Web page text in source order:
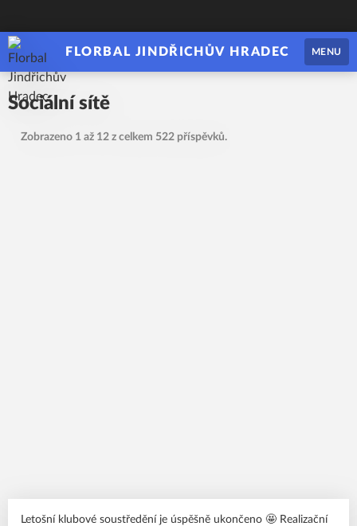
FLORBAL JINDŘICHŮV HRADEC MENU
Sociální sítě
Zobrazeno 1 až 12 z celkem 522 příspěvků.
Letošní klubové soustředění je úspěšně ukončeno 🤩 Realizační